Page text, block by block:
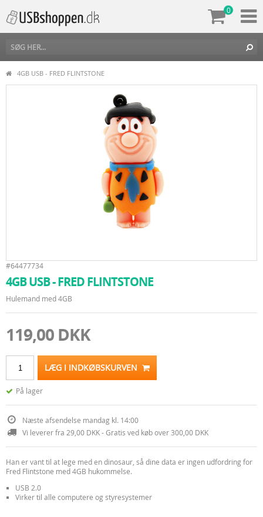
0
4GB USB - FRED FLINTSTONE
#64477734
4GB USB - FRED FLINTSTONE
Hulemand med 4GB
119,00 DKK
LÆG I INDKØBSKURVEN
På lager
Næste afsendelse mandag kl. 14:00
Vi leverer fra 29,00 DKK - Gratis ved køb over 300,00 DKK
Han er vant til at lege med en dinosaur, så dine data er ingen udfordring for
Fred Flintstone med 4GB hukommelse.
USB 2.0
Virker til alle computere og styresystemer